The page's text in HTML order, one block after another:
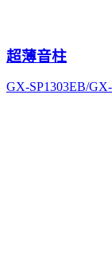
超薄音柱
GX-SP1303EB/